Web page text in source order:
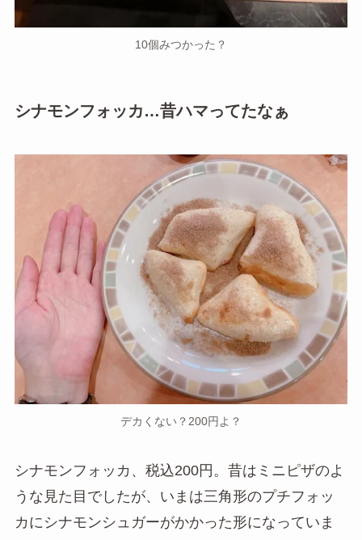
10個みつかった？
シナモンフォッカ…昔ハマってたなぁ
デカくない？200円よ？
シナモンフォッカ、税込200円。昔はミニピザのよ
うな見た目でしたが、いまは三角形のプチフォッ
カにシナモンシュガーがかかった形になっていま